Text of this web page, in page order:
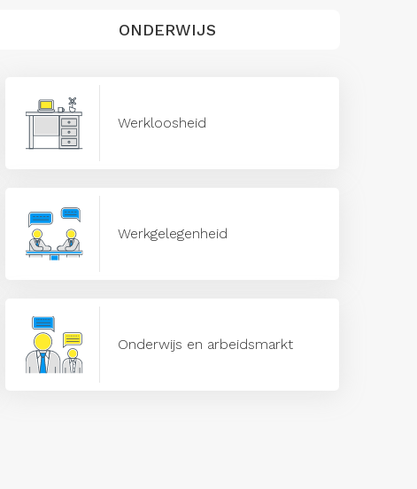
ONDERWIJS
Werkloosheid
Werkgelegenheid
Onderwijs en arbeidsmarkt